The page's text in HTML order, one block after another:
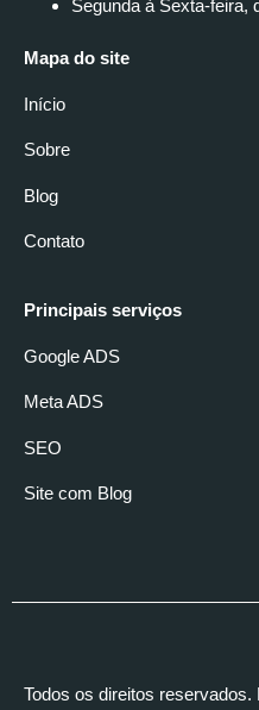
Segunda à Sexta-feira,
Mapa do site
Início
Sobre
Blog
Contato
Principais serviços
Google ADS
Meta ADS
SEO
Site com Blog
Todos os direitos